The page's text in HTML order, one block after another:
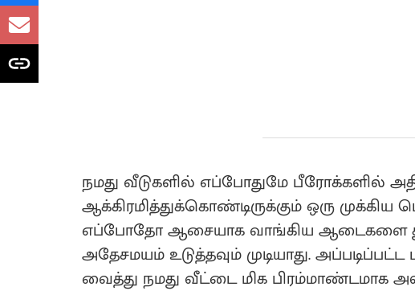
நமது வீடுகளில் எப்போதுமே பீரோக்களில்
ஆக்கிரமித்துக்கொண்டிருக்கும் ஒரு
எப்போதோ ஆசையாக வாங்கிய ஆடைகளை
அதேசமயம் உடுத்தவும் முடியாது.
வைத்து நமது வீட்டை மிக பிரம்மாண்டமாக